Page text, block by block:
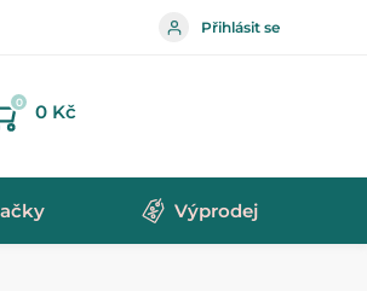
Přihlásit se
0 0 Kč
Výprodej